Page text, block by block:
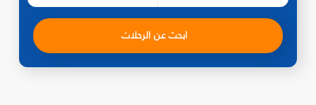
ابحث عن الرحلات